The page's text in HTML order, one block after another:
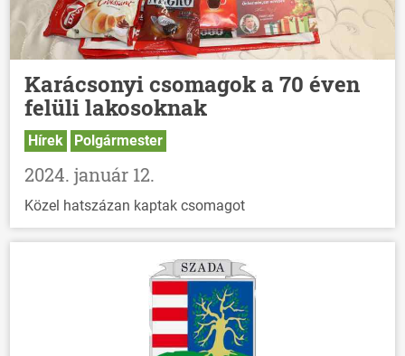
Karácsonyi csomagok a 70 éven
felüli lakosoknak
Hírek Polgármester
2024. január 12.
Közel hatszázan kaptak csomagot